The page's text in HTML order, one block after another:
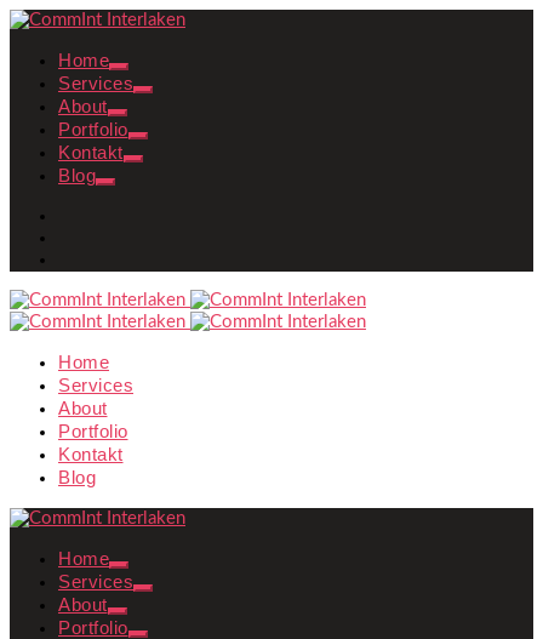
Home
Services
About
Portfolio
Kontakt
Blog
Home
Services
About
Portfolio
Kontakt
Blog
Home
Services
About
Portfolio